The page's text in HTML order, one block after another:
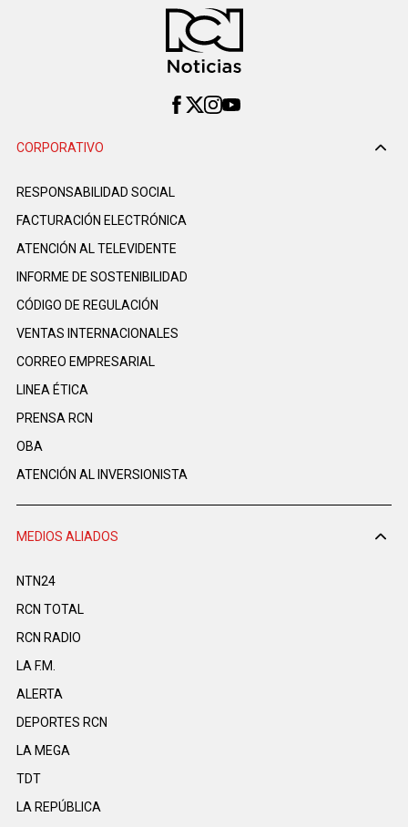
CORPORATIVO
RESPONSABILIDAD SOCIAL
FACTURACIÓN ELECTRÓNICA
ATENCIÓN AL TELEVIDENTE
INFORME DE SOSTENIBILIDAD
CÓDIGO DE REGULACIÓN
VENTAS INTERNACIONALES
CORREO EMPRESARIAL
LINEA ÉTICA
PRENSA RCN
OBA
ATENCIÓN AL INVERSIONISTA
MEDIOS ALIADOS
NTN24
RCN TOTAL
RCN RADIO
LA F.M.
ALERTA
DEPORTES RCN
LA MEGA
TDT
LA REPÚBLICA